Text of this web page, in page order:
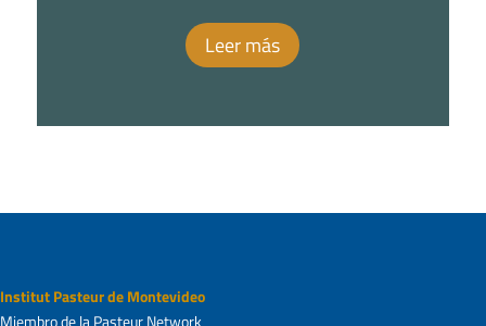
Leer más
Institut Pasteur de Montevideo
Miembro de la Pasteur Network